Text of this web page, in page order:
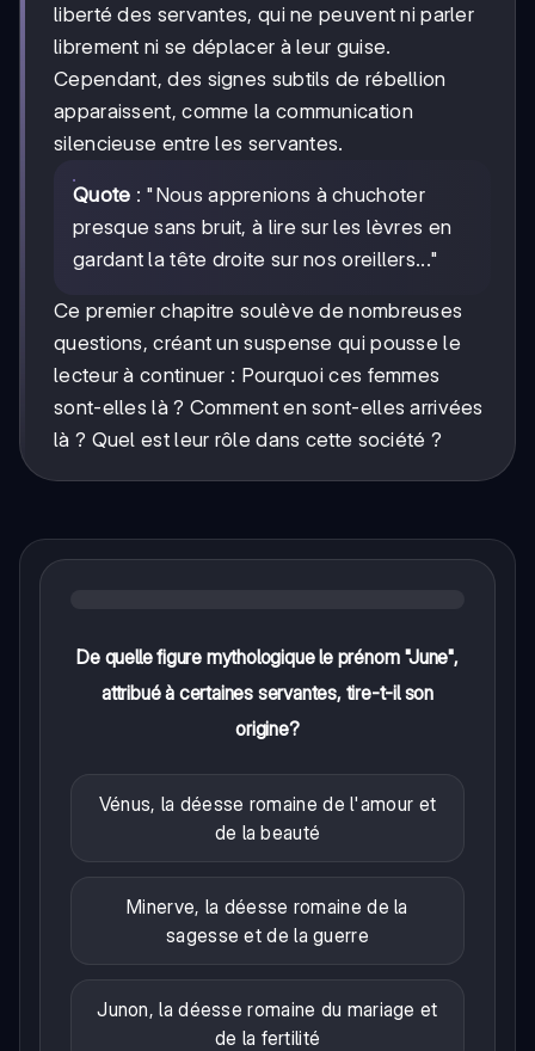
liberté des servantes, qui ne peuvent ni parler
librement ni se déplacer à leur guise.
Cependant, des signes subtils de rébellion
apparaissent, comme la communication
silencieuse entre les servantes.
Quote : "Nous apprenions à chuchoter
presque sans bruit, à lire sur les lèvres en
gardant la tête droite sur nos oreillers..."
Ce premier chapitre soulève de nombreuses
questions, créant un suspense qui pousse le
lecteur à continuer : Pourquoi ces femmes
sont-elles là ? Comment en sont-elles arrivées
là ? Quel est leur rôle dans cette société ?
De quelle figure mythologique le prénom "June",
attribué à certaines servantes, tire-t-il son
origine?
Vénus, la déesse romaine de l'amour et
de la beauté
Minerve, la déesse romaine de la
sagesse et de la guerre
Junon, la déesse romaine du mariage et
de la fertilité